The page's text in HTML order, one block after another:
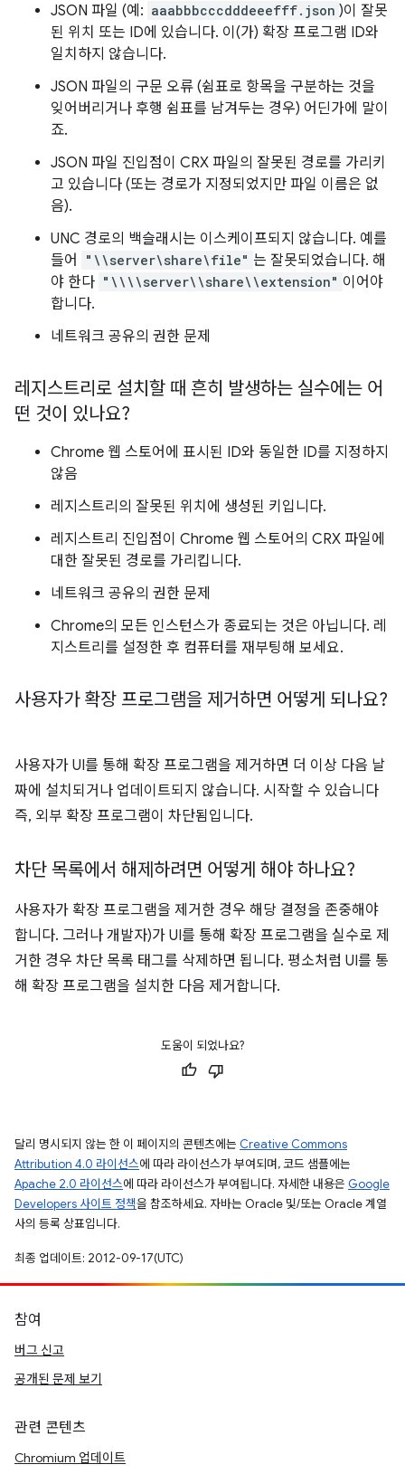
JSON 파일 (예: aaabbbcccdddeeefff.json )이 잘못
된 위치 또는 ID에 있습니다. 이(가) 확장 프로그램 ID와
일치하지 않습니다.
JSON 파일의 구문 오류 (쉼표로 항목을 구분하는 것을
잊어버리거나 후행 쉼표를 남겨두는 경우) 어딘가에 말이
죠.
JSON 파일 진입점이 CRX 파일의 잘못된 경로를 가리키
고 있습니다 (또는 경로가 지정되었지만 파일 이름은 없
음).
UNC 경로의 백슬래시는 이스케이프되지 않습니다. 예를
들어
"\\server\share\file" 는 잘못되었습니다. 해
야 한다 "\\\\server\\share\\extension" 이어야
합니다.
네트워크 공유의 권한 문제
레지스트리로 설치할 때 흔히 발생하는 실수에는 어
떤 것이 있나요?
Chrome 웹 스토어에 표시된 ID와 동일한 ID를 지정하지
않음
레지스트리의 잘못된 위치에 생성된 키입니다.
레지스트리 진입점이 Chrome 웹 스토어의 CRX 파일에
대한 잘못된 경로를 가리킵니다.
네트워크 공유의 권한 문제
Chrome의 모든 인스턴스가 종료되는 것은 아닙니다. 레
지스트리를 설정한 후 컴퓨터를 재부팅해 보세요.
사용자가 확장 프로그램을 제거하면 어떻게 되나요?
사용자가 UI를 통해 확장 프로그램을 제거하면 더 이상 다음 날
짜에 설치되거나 업데이트되지 않습니다. 시작할 수 있습니다
즉, 외부 확장 프로그램이 차단됨입니다.
차단 목록에서 해제하려면 어떻게 해야 하나요?
사용자가 확장 프로그램을 제거한 경우 해당 결정을 존중해야
합니다. 그러나 개발자)가 UI를 통해 확장 프로그램을 실수로 제
거한 경우 차단 목록 태그를 삭제하면 됩니다. 평소처럼 UI를 통
해 확장 프로그램을 설치한 다음 제거합니다.
도움이 되었나요?
달리 명시되지 않는 한 이 페이지의 콘텐츠에는 Creative Commons
Attribution 4.0 라이선스에 따라 라이선스가 부여되며, 코드 샘플에는
Apache 2.0 라이선스에 따라 라이선스가 부여됩니다. 자세한 내용은 Google
Developers 사이트 정책을 참조하세요. 자바는 Oracle 및/또는 Oracle 계열
사의 등록 상표입니다.
최종 업데이트: 2012-09-17(UTC)
참여
버그 신고
공개된 문제 보기
관련 콘텐츠
Chromium 업데이트